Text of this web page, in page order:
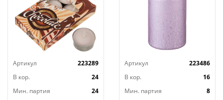
Артикул
223289
В кор.
24
Мин. партия
24
Артикул
223486
В кор.
16
Мин. партия
8